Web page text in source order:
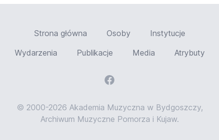
Strona główna Osoby
Instytucje
Wydarzenia
Publikacje Media Atrybuty
© 2000-2026 Akademia Muzyczna w Bydgoszczy,
Archiwum Muzyczne Pomorza i Kujaw.